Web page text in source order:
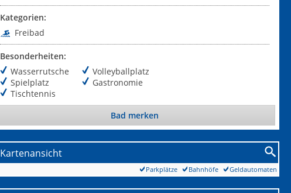
Kategorien:
Freibad
Besonderheiten:
Wasserrutsche
Spielplatz
Tischtennis
Volleyballplatz
Gastronomie
Bad merken
Kartenansicht
Geldautomaten
Bahnhöfe
Parkplätze